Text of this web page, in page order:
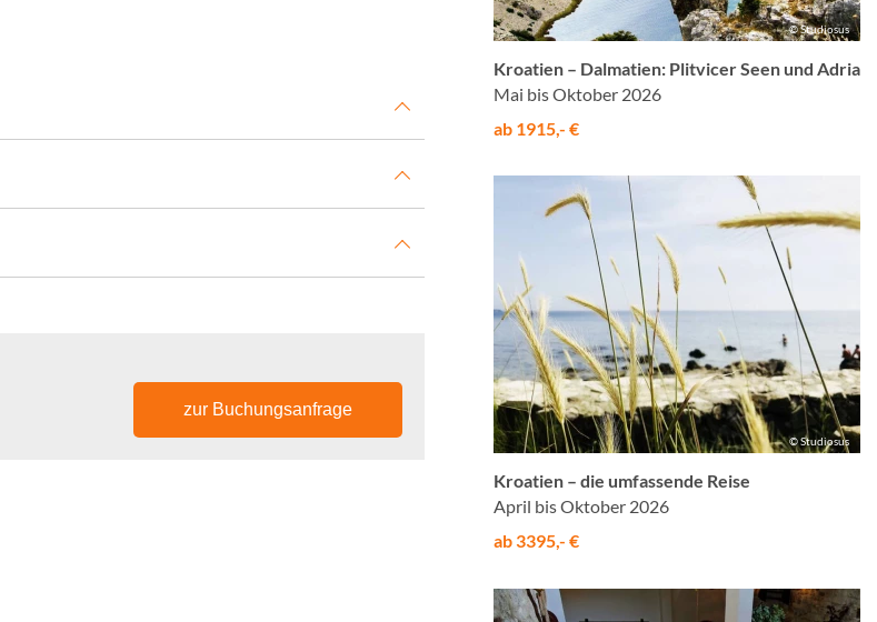
zur Buchungsanfrage
© Studiosus
Kroatien – Dalmatien: Plitvicer Seen und Adria
Mai bis Oktober 2026
ab 1915,- €
© Studiosus
Kroatien – die umfassende Reise
April bis Oktober 2026
ab 3395,- €